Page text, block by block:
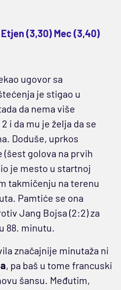
(3,30) Mec (3,40)
ugovor sa
je stigao u
da nema više
i da mu je želja da se
Doduše, uprkos
golova na prvih
je mesto u startnoj
takmičenju na terenu
Pamtiće se ona
Jang Bojsa (2:2) za
u 88. minutu.
značajnije minutaža ni
, pa baš u tome francuski
šansu. Međutim,